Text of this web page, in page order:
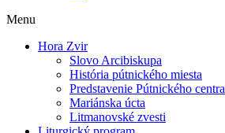
Menu
Hora Zvir
Slovo Arcibiskupa
História pútnického miesta
Predstavenie Pútnického centra
Mariánska úcta
Litmanovské zvesti